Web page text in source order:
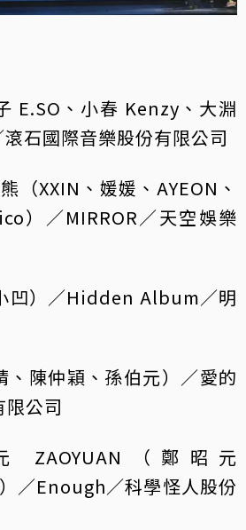
E.SO、小春 Kenzy、大淵
石國際音樂股份有限公司
（XXIN、媛媛、AYEON、
）／MIRROR／天空娛樂
凹）／Hidden Album／明
、陳仲穎、孫伯元）／愛的
公司
ZAOYUAN（鄭昭元
／Enough／科學怪人股份